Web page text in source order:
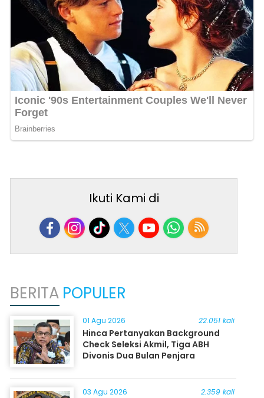
Ikuti Kami di
BERITA POPULER
01 Agu 2026 22.051 kali
Hinca Pertanyakan Background
Check Seleksi Akmil, Tiga ABH
Divonis Dua Bulan Penjara
03 Agu 2026 2.359 kali